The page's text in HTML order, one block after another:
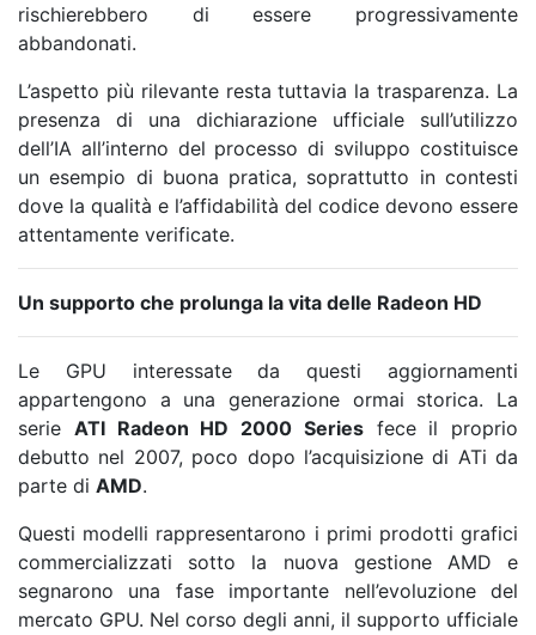
rischierebbero di essere progressivamente
abbandonati.
L’aspetto più rilevante resta tuttavia la trasparenza. La
presenza di una dichiarazione ufficiale sull’utilizzo
dell’IA all’interno del processo di sviluppo costituisce
un esempio di buona pratica, soprattutto in contesti
dove la qualità e l’affidabilità del codice devono essere
attentamente verificate.
Un supporto che prolunga la vita delle Radeon HD
Le GPU interessate da questi aggiornamenti
appartengono a una generazione ormai storica. La
serie ATI Radeon HD 2000 Seriesfece il proprio
debutto nel 2007, poco dopo l’acquisizione di ATi da
parte di AMD.
Questi modelli rappresentarono i primi prodotti grafici
commercializzati sotto la nuova gestione AMD e
segnarono una fase importante nell’evoluzione del
mercato GPU. Nel corso degli anni, il supporto ufficiale